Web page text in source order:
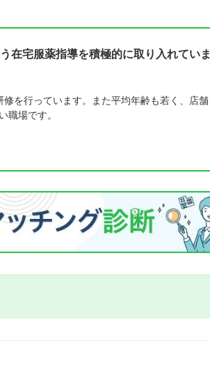
在宅服薬指導を積極的に取り入れていま
を行っています。また平均年齢も若く、店舗
職場です。